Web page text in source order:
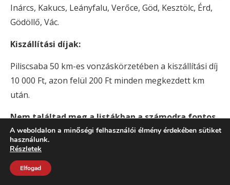
Inárcs, Kakucs, Leányfalu, Verőce, Göd, Kesztölc, Érd,
Gödöllő, Vác.
Kiszállítási díjak:
Piliscsaba 50 km-es vonzáskörzetében a kiszállítási díj
10 000 Ft, azon felül 200 Ft minden megkezdett km
után.
Nem találtad meg a listákban a számodra fontos
kiszállítási területet?
Írj nekünk, és kolléganőink egyeztetik Veled a
részleteket!
A weboldalon a minőségi felhasználói élmény érdekében sütiket
használunk.
Részletek
Elfogad